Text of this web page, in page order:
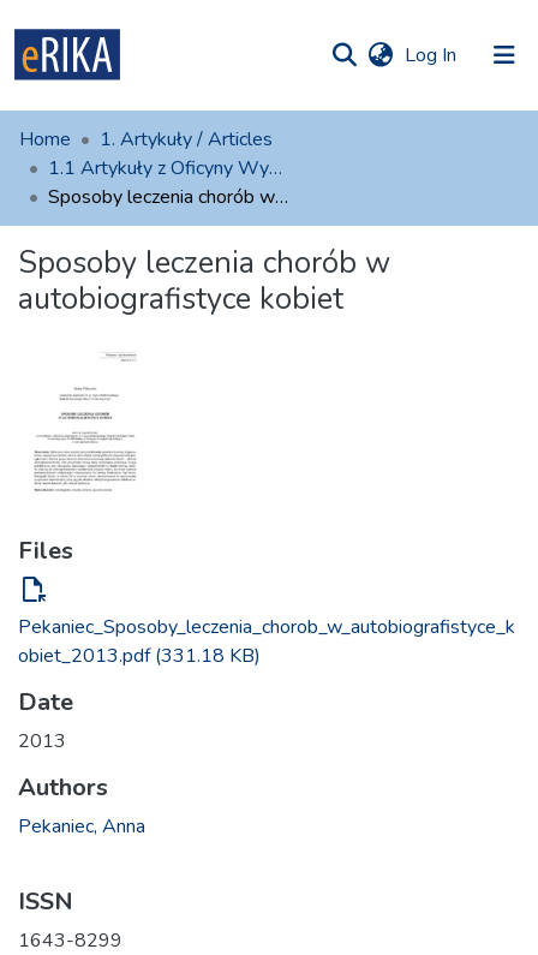
Log In (current)
UAFM
Information
For authors
Help
Contact
Home
1. Artykuły / Articles
1.1 Artykuły z Oficyny Wydawniczej AFM
Sposoby leczenia chorób w autobiografistyce kobiet
Sposoby leczenia chorób w
autobiografistyce kobiet
Files
file_open
Pekaniec_Sposoby_leczenia_chorob_w_autobiografistyce_k
obiet_2013.pdf(331.18 KB)
Date
2013
Authors
Pekaniec, Anna
ISSN
1643-8299